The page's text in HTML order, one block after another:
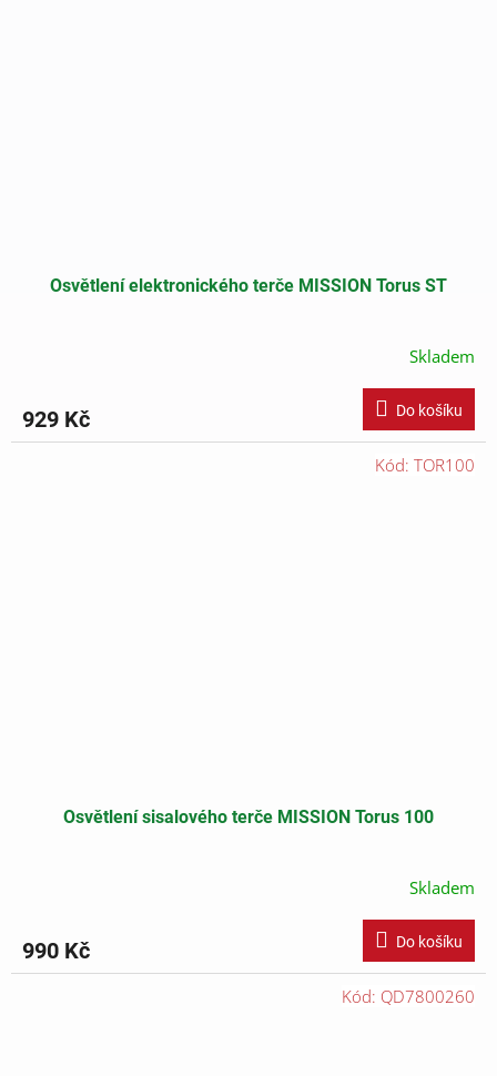
Osvětlení elektronického terče MISSION Torus ST
Skladem
929 Kč Do košíku
Osvětlení sisalového terče MISSION Torus 100
Skladem
990 Kč Do košíku
Kód: TOR100
Kód: QD7800260